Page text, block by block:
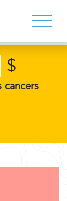
$
cancers